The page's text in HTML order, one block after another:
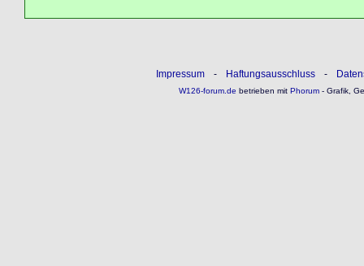
Impressum - Haftungsausschluss -
W126-forum.de betrieben mitPhorum- Grafik,